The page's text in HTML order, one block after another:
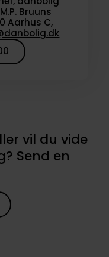
Bruuns
Aarhus C,
vil du vide
Send en